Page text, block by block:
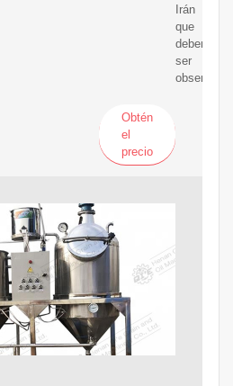
Irán
que
deben
ser
Obtén
el
precio